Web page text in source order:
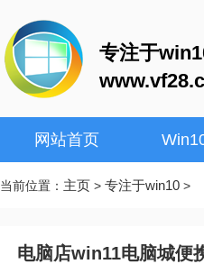
专注于
网站首页
当前位置： 主页 > 专注于win10 >
电脑店win11电脑城便